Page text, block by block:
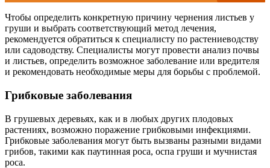
Чтобы определить конкретную причину чернения листьев у
груши и выбрать соответствующий метод лечения,
рекомендуется обратиться к специалисту по растениеводству
или садоводству. Специалисты могут провести анализ почвы
и листьев, определить возможное заболевание или вредителя
и рекомендовать необходимые меры для борьбы с проблемой.
Грибковые заболевания
В грушевых деревьях, как и в любых других плодовых
растениях, возможно поражение грибковыми инфекциями.
Грибковые заболевания могут быть вызваны разными видами
грибов, такими как паутинная роса, оспа груши и мучнистая
роса.